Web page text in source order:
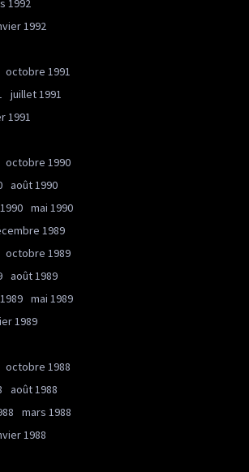
1992
1992
octobre 1991
juillet 1991
1991
octobre 1990
août 1990
mai 1990
1989
octobre 1989
août 1989
mai 1989
1989
octobre 1988
août 1988
mars 1988
1988